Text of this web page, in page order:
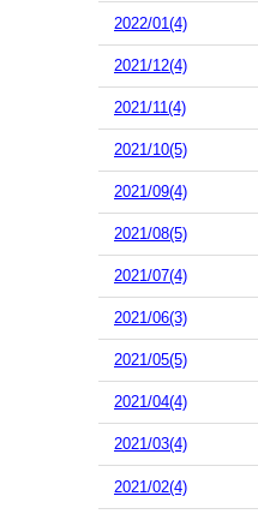
2022/01(4)
2021/12(4)
2021/11(4)
2021/10(5)
2021/09(4)
2021/08(5)
2021/07(4)
2021/06(3)
2021/05(5)
2021/04(4)
2021/03(4)
2021/02(4)